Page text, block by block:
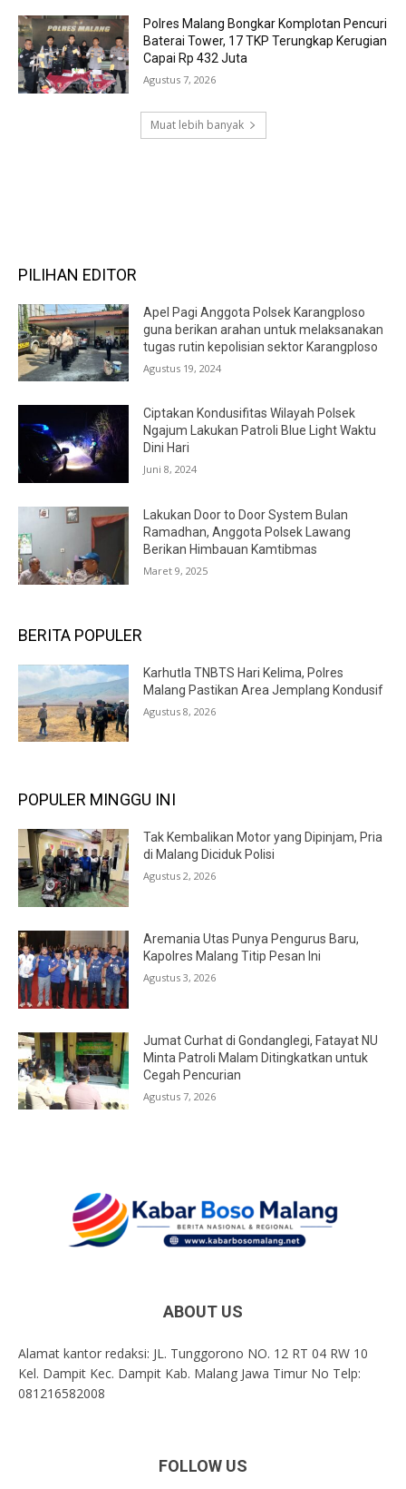
Polres Malang Bongkar Komplotan Pencuri
Baterai Tower, 17 TKP Terungkap Kerugian
Capai Rp 432 Juta
Agustus 7, 2026
Muat lebih banyak
PILIHAN EDITOR
Apel Pagi Anggota Polsek Karangploso
guna berikan arahan untuk melaksanakan
tugas rutin kepolisian sektor Karangploso
Agustus 19, 2024
Ciptakan Kondusifitas Wilayah Polsek
Ngajum Lakukan Patroli Blue Light Waktu
Dini Hari
Juni 8, 2024
Lakukan Door to Door System Bulan
Ramadhan, Anggota Polsek Lawang
Berikan Himbauan Kamtibmas
Maret 9, 2025
BERITA POPULER
Karhutla TNBTS Hari Kelima, Polres
Malang Pastikan Area Jemplang Kondusif
Agustus 8, 2026
POPULER MINGGU INI
Tak Kembalikan Motor yang Dipinjam, Pria
di Malang Diciduk Polisi
Agustus 2, 2026
Aremania Utas Punya Pengurus Baru,
Kapolres Malang Titip Pesan Ini
Agustus 3, 2026
Jumat Curhat di Gondanglegi, Fatayat NU
Minta Patroli Malam Ditingkatkan untuk
Cegah Pencurian
Agustus 7, 2026
ABOUT US
Alamat kantor redaksi: JL. Tunggorono NO. 12 RT 04 RW 10
Kel. Dampit Kec. Dampit Kab. Malang Jawa Timur No Telp:
081216582008
FOLLOW US